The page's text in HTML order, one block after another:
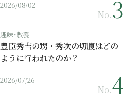
2026/08/02
No.
趣味･教養
豊臣秀吉の甥・秀次の切腹はどの
ように行われたのか？
2026/07/26
No.